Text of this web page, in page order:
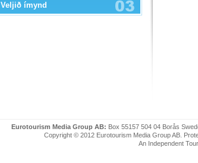
Veljið ímynd
Eurotourism Media Group AB: Box 55157 504 04 Borås
Copyright © 2012 Eurotourism Media Group AB.
An Independent